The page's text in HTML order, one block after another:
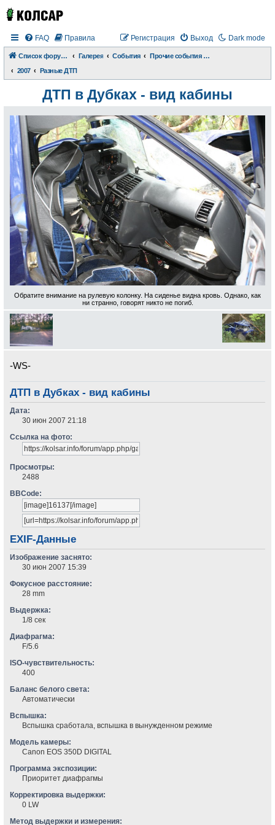
Dark mode
FAQ Правила Выход
Регистрация
Список форумов Галерея События
Прочие события и происшествия
2007
Разные ДТП
ДТП в Дубках - вид кабины
Обратите внимание на рулевую колонку. На сиденье видна кровь. Однако, как
ни странно, говорят никто не погиб.
-WS-
ДТП в Дубках - вид кабины
Дата:
30 июн 2007 21:18
Ссылка на фото:
Просмотры:
2488
BBCode:
EXIF-Данные
Изображение заснято:
30 июн 2007 15:39
Фокусное расстояние:
28 mm
Выдержка:
1/8 сек
Диафрагма:
F/5.6
ISO-чувствительность:
400
Баланс белого света:
Автоматически
Вспышка:
Вспышка сработала, вспышка в вынужденном режиме
Модель камеры:
Canon EOS 350D DIGITAL
Программа экспозиции:
Приоритет диафрагмы
Корректировка выдержки:
0 LW
Метод выдержки и измерения: